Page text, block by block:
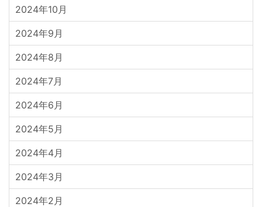
2024年10月
2024年9月
2024年8月
2024年7月
2024年6月
2024年5月
2024年4月
2024年3月
2024年2月